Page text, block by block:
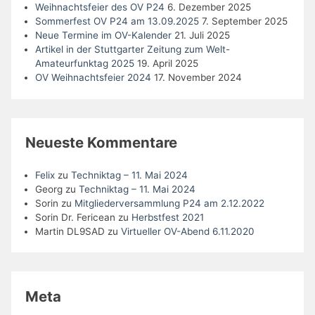
Weihnachtsfeier des OV P24 6. Dezember 2025
Sommerfest OV P24 am 13.09.2025 7. September 2025
Neue Termine im OV-Kalender 21. Juli 2025
Artikel in der Stuttgarter Zeitung zum Welt-
Amateurfunktag 2025 19. April 2025
OV Weihnachtsfeier 2024 17. November 2024
Neueste Kommentare
Felixzu Techniktag – 11. Mai 2024
Georgzu Techniktag – 11. Mai 2024
Sorin zu Mitgliederversammlung P24 am 2.12.2022
Sorin Dr. Fericean zu Herbstfest 2021
Martin DL9SAD zu Virtueller OV-Abend 6.11.2020
Meta